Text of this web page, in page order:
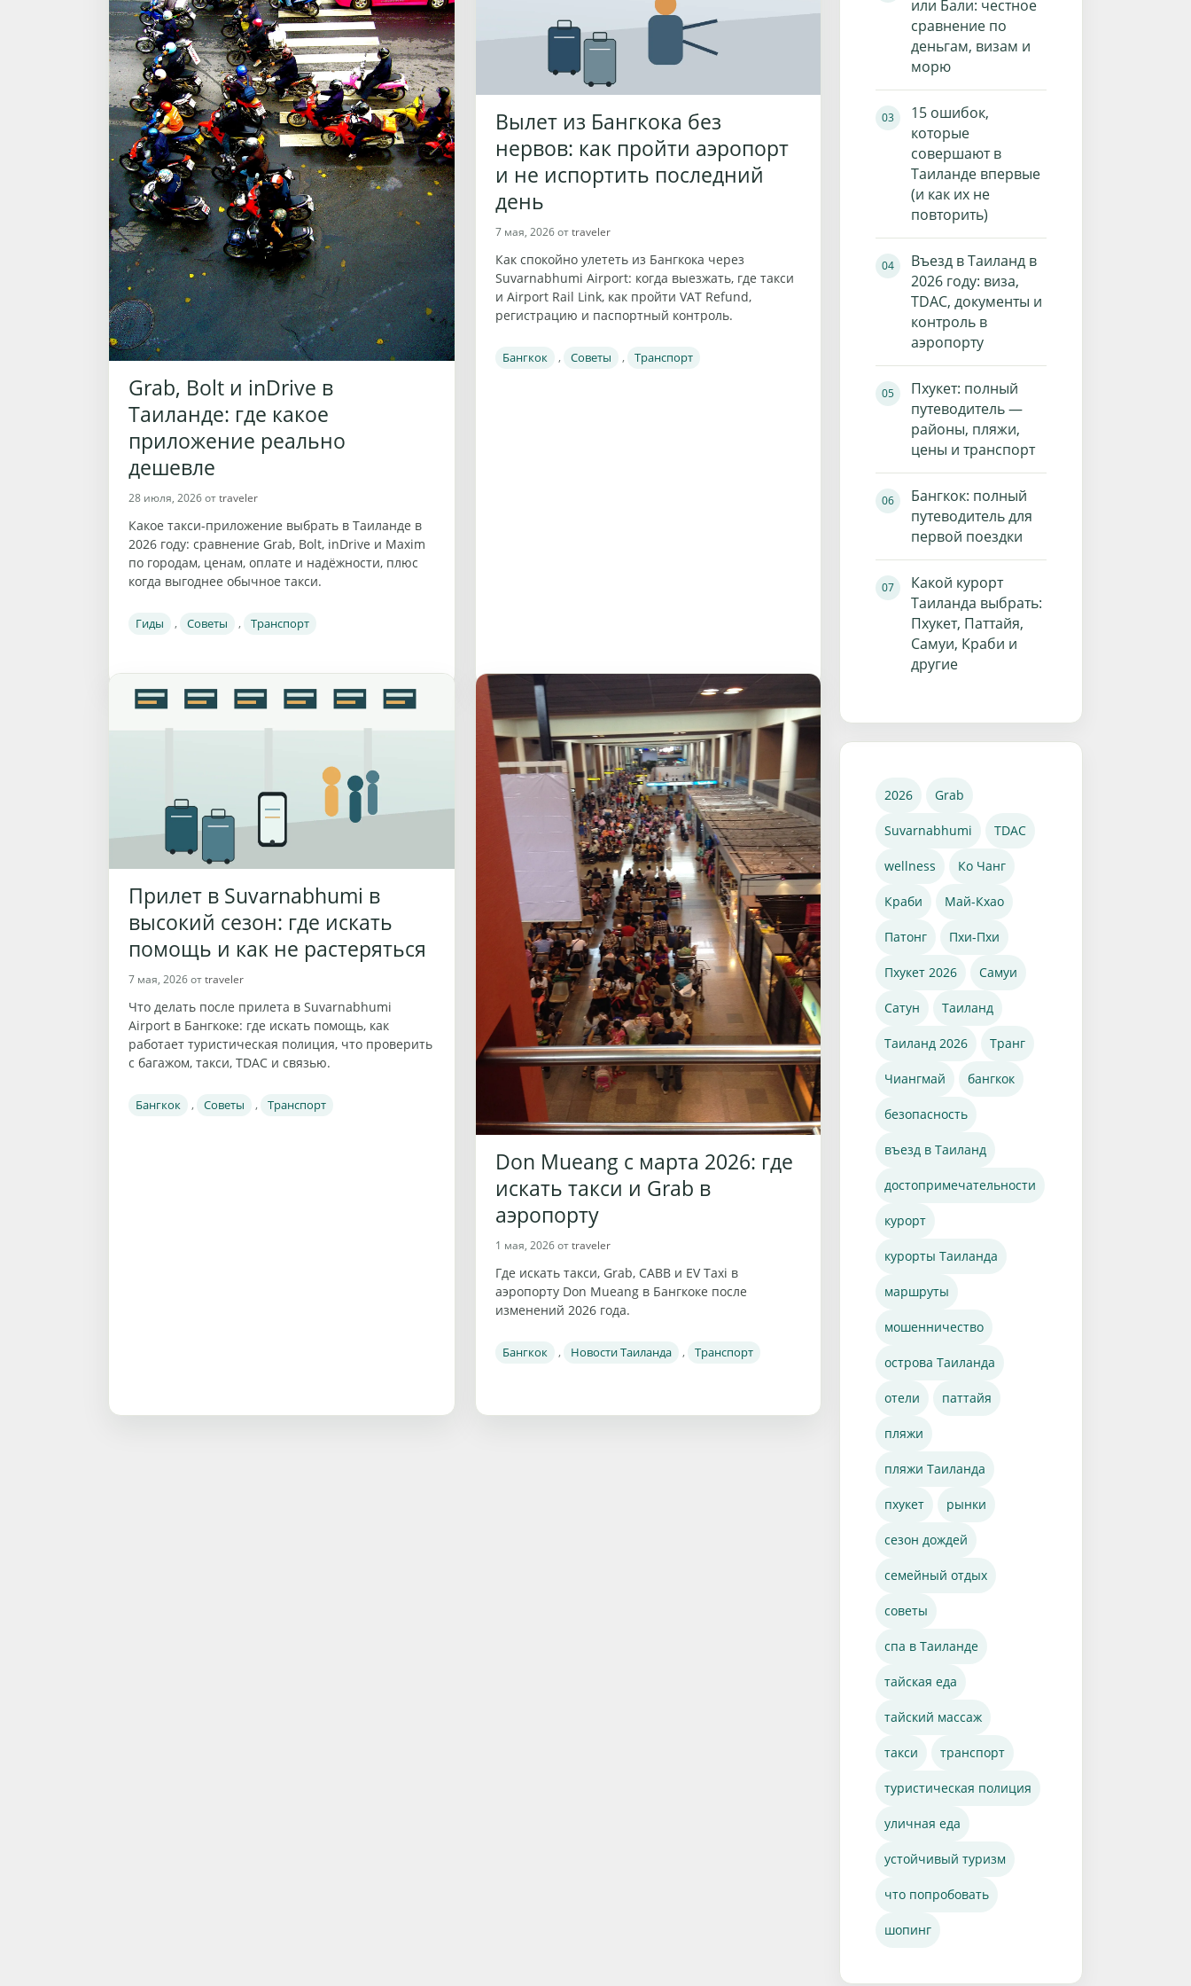
Grab, Bolt и inDrive в
Таиланде: где какое
приложение реально
дешевле
28 июля, 2026отtraveler
Какое такси-приложение выбрать в Таиланде в
2026 году: сравнение Grab, Bolt, inDrive и Maxim
по городам, ценам, оплате и надёжности, плюс
когда выгоднее обычное такси.
Рубрики
Гиды , Советы , Транспорт
Вылет из Бангкока без
нервов: как пройти аэропорт
и не испортить последний
день
7 мая, 2026 отtraveler
Как спокойно улететь из Бангкока через
Suvarnabhumi Airport: когда выезжать, где такси
и Airport Rail Link, как пройти VAT Refund,
регистрацию и паспортный контроль.
Рубрики
Бангкок , Советы , Транспорт
Прилет в Suvarnabhumi в
высокий сезон: где искать
помощь и как не растеряться
7 мая, 2026отtraveler
Что делать после прилета в Suvarnabhumi
Airport в Бангкоке: где искать помощь, как
работает туристическая полиция, что проверить
с багажом, такси, TDAC и связью.
Рубрики
Бангкок , Советы , Транспорт
Don Mueang с марта 2026: где
искать такси и Grab в
аэропорту
1 мая, 2026 отtraveler
Где искать такси, Grab, CABB и EV Taxi в
аэропорту Don Mueang в Бангкоке после
изменений 2026 года.
Рубрики
Бангкок , Новости Таиланда , Транспорт
или Бали: честное
сравнение по
деньгам, визам и
морю
15 ошибок,
которые
совершают в
Таиланде впервые
(и как их не
повторить)
Въезд в Таиланд в
2026 году: виза,
TDAC, документы и
контроль в
аэропорту
Пхукет: полный
путеводитель —
районы, пляжи,
цены и транспорт
Бангкок: полный
путеводитель для
первой поездки
Какой курорт
Таиланда выбрать:
Пхукет, Паттайя,
Самуи, Краби и
другие
2026 Grab
Suvarnabhumi TDAC
wellness Ко Чанг
Краби Май-Кхао
Патонг Пхи-Пхи
Пхукет 2026 Самуи
Сатун Таиланд
Таиланд 2026 Транг
Чиангмай бангкок
безопасность
въезд в Таиланд
достопримечательности
курорт
курорты Таиланда
маршруты
мошенничество
острова Таиланда
отели паттайя
пляжи
пляжи Таиланда
пхукет рынки
сезон дождей
семейный отдых
советы
спа в Таиланде
тайская еда
тайский массаж
такси транспорт
туристическая полиция
уличная еда
устойчивый туризм
что попробовать
шопинг